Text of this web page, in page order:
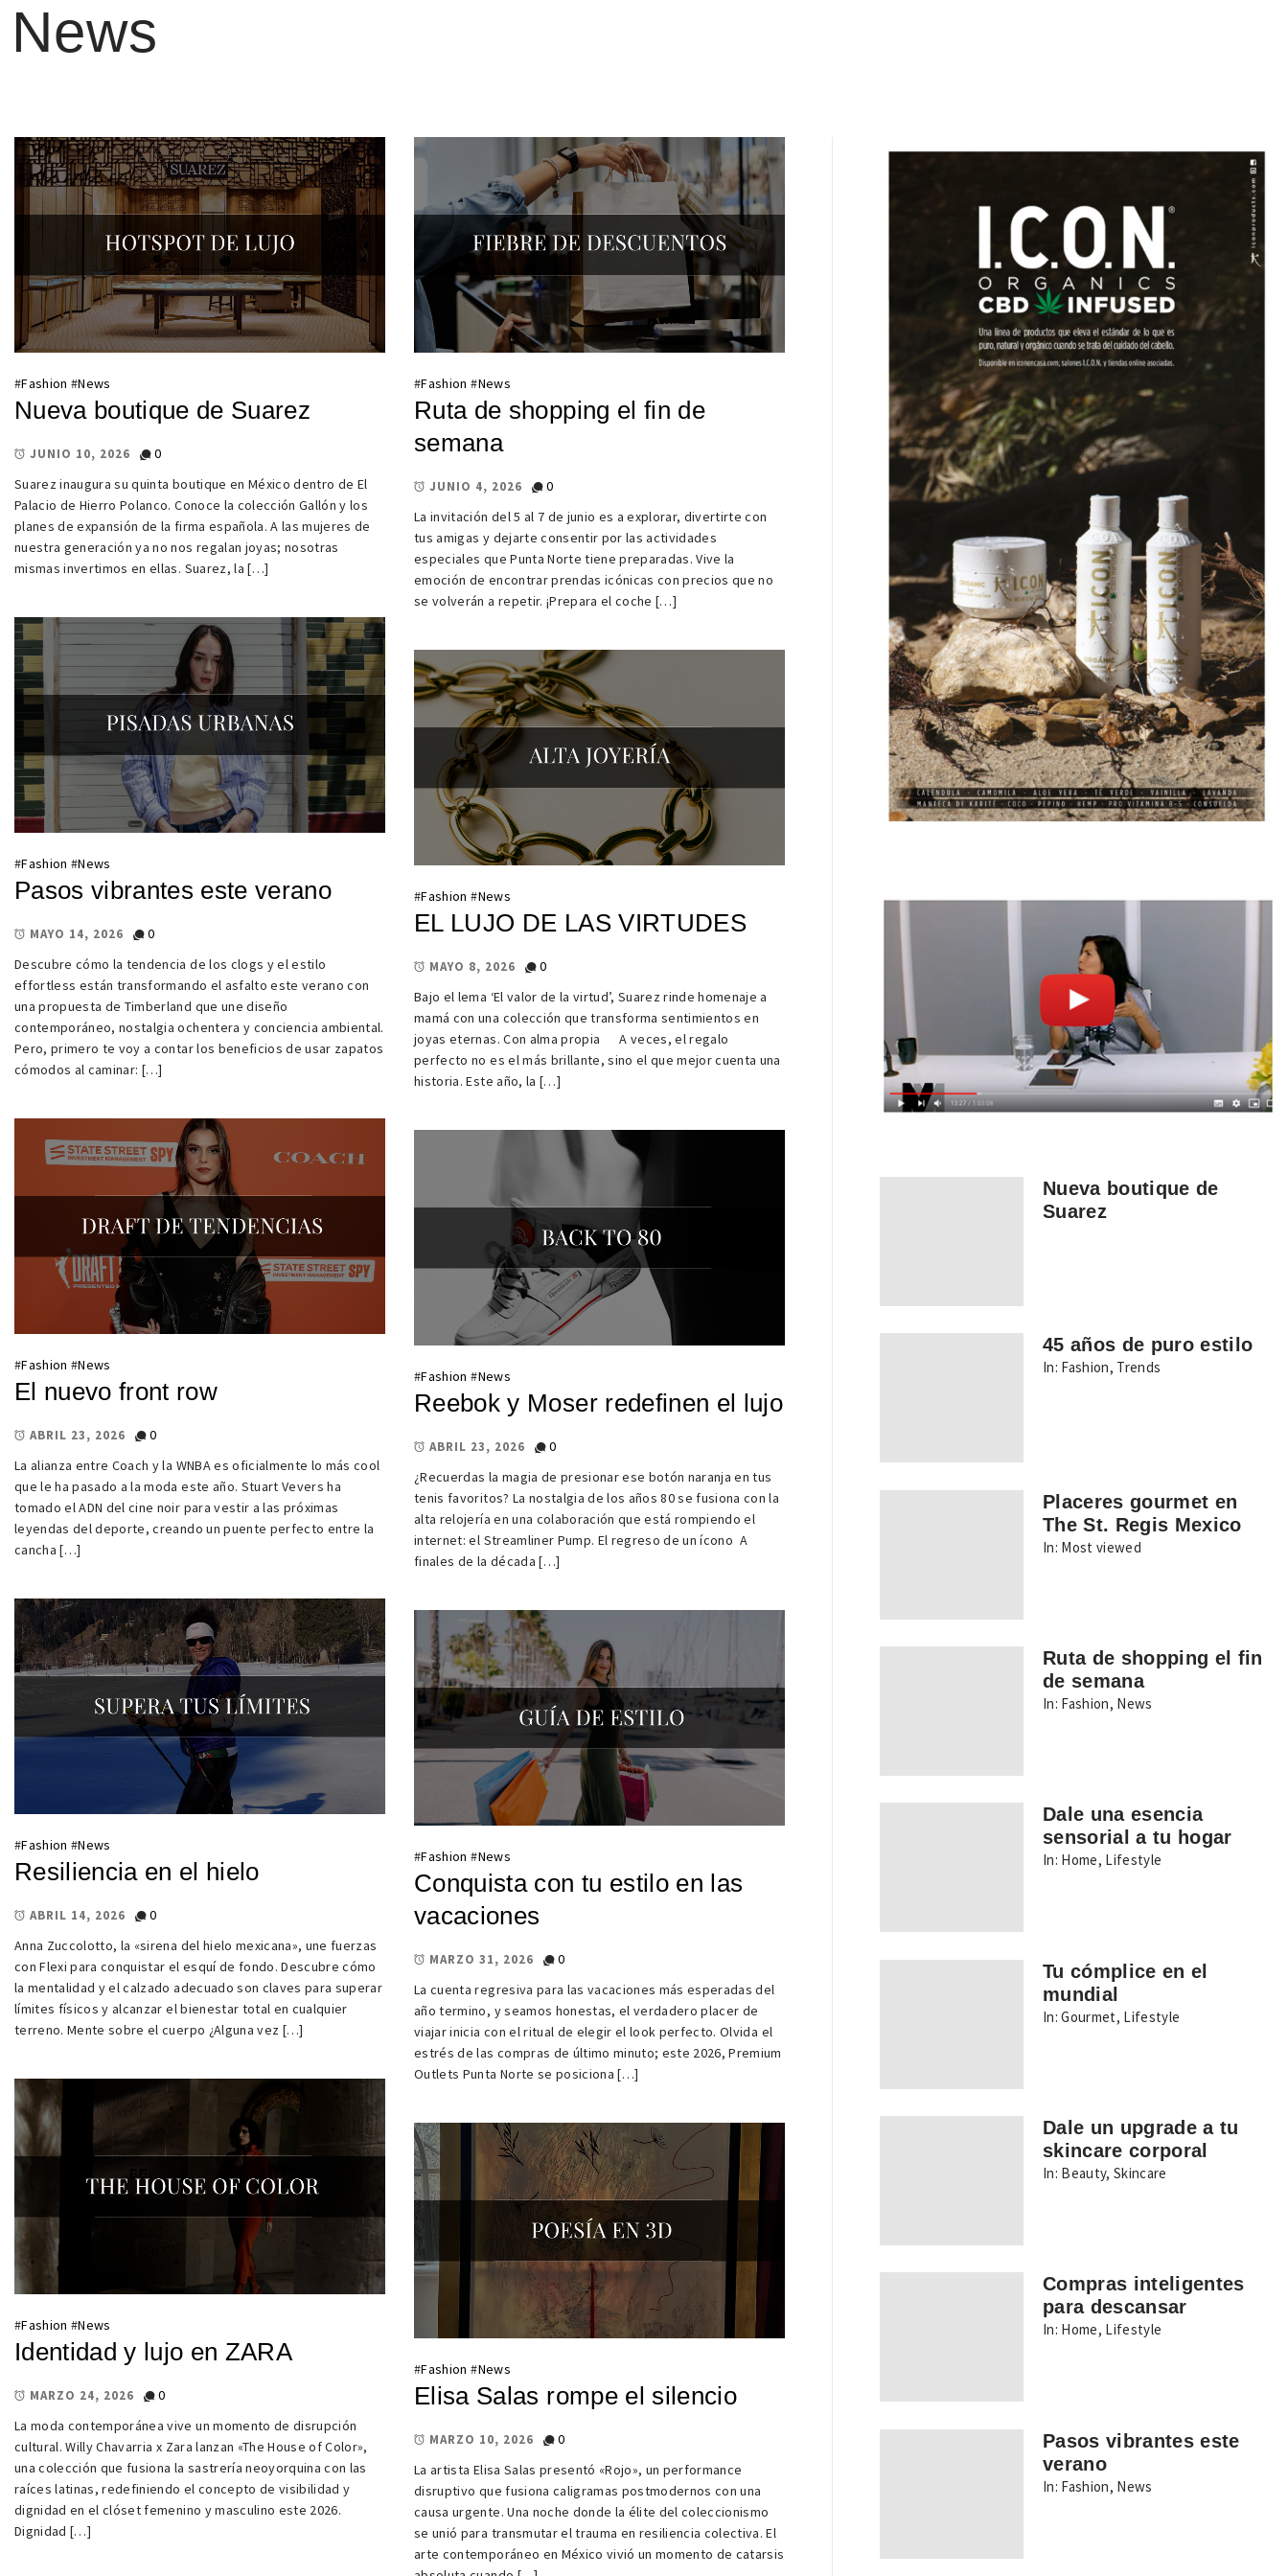
News
#Fashion #News
Nueva boutique de Suarez
JUNIO 10, 2026
0
Suarez inaugura su quinta boutique en México dentro de El
Palacio de Hierro Polanco. Conoce la colección Gallón y los
planes de expansión de la firma española. A las mujeres de
nuestra generación ya no nos regalan joyas; nosotras
mismas invertimos en ellas. Suarez, la […]
#Fashion #News
Ruta de shopping el fin de
semana
JUNIO 4, 2026
0
La invitación del 5 al 7 de junio es a explorar, divertirte con
tus amigas y dejarte consentir por las actividades
especiales que Punta Norte tiene preparadas. Vive la
emoción de encontrar prendas icónicas con precios que no
se volverán a repetir. ¡Prepara el coche […]
#Fashion #News
Pasos vibrantes este verano
MAYO 14, 2026
0
Descubre cómo la tendencia de los clogs y el estilo
effortless están transformando el asfalto este verano con
una propuesta de Timberland que une diseño
contemporáneo, nostalgia ochentera y conciencia ambiental.
Pero, primero te voy a contar los beneficios de usar zapatos
cómodos al caminar: […]
#Fashion #News
EL LUJO DE LAS VIRTUDES
MAYO 8, 2026
0
Bajo el lema ‘El valor de la virtud’, Suarez rinde homenaje a
mamá con una colección que transforma sentimientos en
joyas eternas. Con alma propia A veces, el regalo
perfecto no es el más brillante, sino el que mejor cuenta una
historia. Este año, la […]
#Fashion #News
El nuevo front row
ABRIL 23, 2026
0
La alianza entre Coach y la WNBA es oficialmente lo más cool
que le ha pasado a la moda este año. Stuart Vevers ha
tomado el ADN del cine noir para vestir a las próximas
leyendas del deporte, creando un puente perfecto entre la
cancha […]
#Fashion #News
Reebok y Moser redefinen el lujo
ABRIL 23, 2026
0
¿Recuerdas la magia de presionar ese botón naranja en tus
tenis favoritos? La nostalgia de los años 80 se fusiona con la
alta relojería en una colaboración que está rompiendo el
internet: el Streamliner Pump. El regreso de un ícono A
finales de la década […]
#Fashion #News
Resiliencia en el hielo
ABRIL 14, 2026
0
Anna Zuccolotto, la «sirena del hielo mexicana», une fuerzas
con Flexi para conquistar el esquí de fondo. Descubre cómo
la mentalidad y el calzado adecuado son claves para superar
límites físicos y alcanzar el bienestar total en cualquier
terreno. Mente sobre el cuerpo ¿Alguna vez […]
#Fashion #News
Conquista con tu estilo en las
vacaciones
MARZO 31, 2026
0
La cuenta regresiva para las vacaciones más esperadas del
año termino, y seamos honestas, el verdadero placer de
viajar inicia con el ritual de elegir el look perfecto. Olvida el
estrés de las compras de último minuto; este 2026, Premium
Outlets Punta Norte se posiciona […]
#Fashion #News
Identidad y lujo en ZARA
MARZO 24, 2026
0
La moda contemporánea vive un momento de disrupción
cultural. Willy Chavarria x Zara lanzan «The House of Color»,
una colección que fusiona la sastrería neoyorquina con las
raíces latinas, redefiniendo el concepto de visibilidad y
dignidad en el clóset femenino y masculino este 2026.
Dignidad […]
#Fashion #News
Elisa Salas rompe el silencio
MARZO 10, 2026
0
La artista Elisa Salas presentó «Rojo», un performance
disruptivo que fusiona caligramas postmodernos con una
causa urgente. Una noche donde la élite del coleccionismo
se unió para transmutar el trauma en resiliencia colectiva. El
arte contemporáneo en México vivió un momento de catarsis
Nueva boutique de
Suarez
45 años de puro estilo
In: Fashion, Trends
Placeres gourmet en
The St. Regis Mexico
In: Most viewed
Ruta de shopping el fin
de semana
In: Fashion, News
Dale una esencia
sensorial a tu hogar
In: Home, Lifestyle
Tu cómplice en el
mundial
In: Gourmet, Lifestyle
Dale un upgrade a tu
skincare corporal
In: Beauty,Skincare
Compras inteligentes
para descansar
In: Home, Lifestyle
Pasos vibrantes este
verano
In: Fashion, News